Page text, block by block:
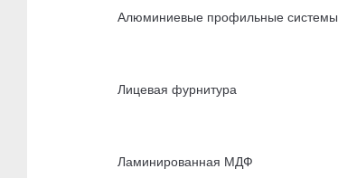
Алюминиевые профильные системы
Лицевая фурнитура
Ламинированная МДФ